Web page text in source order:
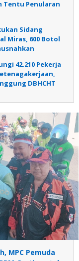
Tentu Penularan
Sidang
Miras, 600 Botol
42.210 Pekerja
DBHCHT
MPC Pemuda